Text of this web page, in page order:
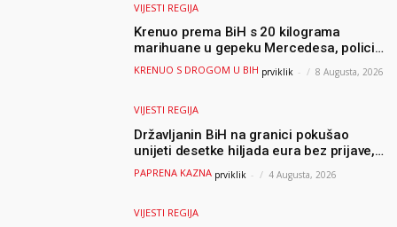
VIJESTI REGIJA
Krenuo prema BiH s 20 kilograma
marihuane u gepeku Mercedesa, policija
ga uhapsila na granici
KRENUO S DROGOM U BIH prviklik - 8 Augusta, 2026
VIJESTI REGIJA
Državljanin BiH na granici pokušao
unijeti desetke hiljada eura bez prijave,
uslijedila “paprena” kazna
PAPRENA KAZNA prviklik - 4 Augusta, 2026
VIJESTI REGIJA